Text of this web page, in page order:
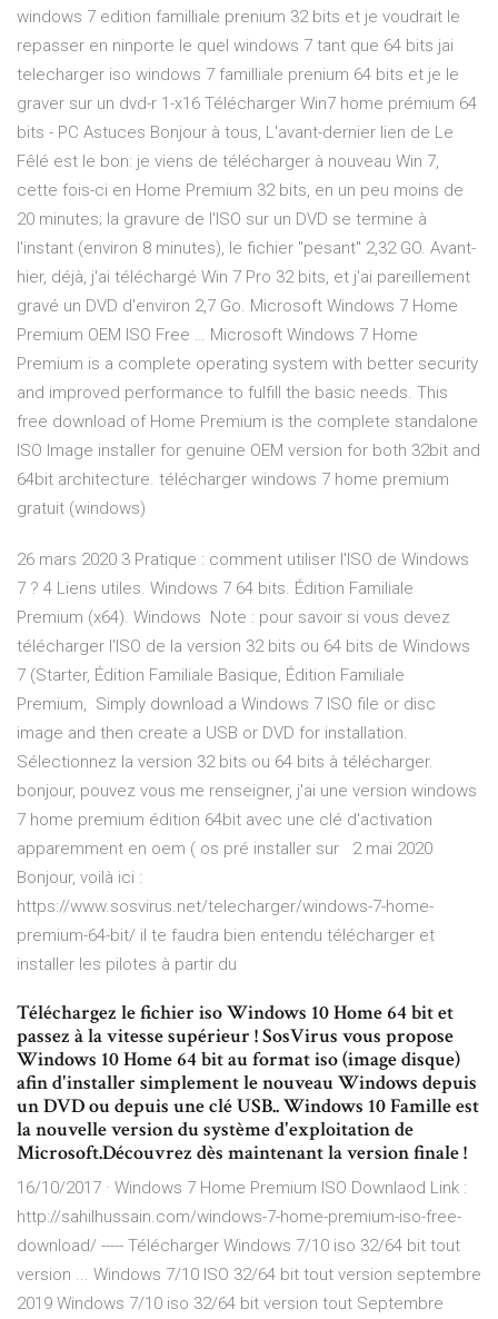
windows 7 edition familliale prenium 32 bits et je voudrait le
repasser en ninporte le quel windows 7 tant que 64 bits jai
telecharger iso windows 7 familliale prenium 64 bits et je le
graver sur un dvd-r 1-x16 Télécharger Win7 home prémium 64
bits - PC Astuces Bonjour à tous, L'avant-dernier lien de Le
Fêlé est le bon: je viens de télécharger à nouveau Win 7,
cette fois-ci en Home Premium 32 bits, en un peu moins de
20 minutes; la gravure de l'ISO sur un DVD se termine à
l'instant (environ 8 minutes), le fichier "pesant" 2,32 GO. Avant-
hier, déjà, j'ai téléchargé Win 7 Pro 32 bits, et j'ai pareillement
gravé un DVD d'environ 2,7 Go. Microsoft Windows 7 Home
Premium OEM ISO Free … Microsoft Windows 7 Home
Premium is a complete operating system with better security
and improved performance to fulfill the basic needs. This
free download of Home Premium is the complete standalone
ISO Image installer for genuine OEM version for both 32bit and
64bit architecture. télécharger windows 7 home premium
gratuit (windows)
26 mars 2020 3 Pratique : comment utiliser l'ISO de Windows
7 ? 4 Liens utiles. Windows 7 64 bits. Édition Familiale
Premium (x64). Windows Note : pour savoir si vous devez
télécharger l'ISO de la version 32 bits ou 64 bits de Windows
7 (Starter, Édition Familiale Basique, Édition Familiale
Premium, Simply download a Windows 7 ISO file or disc
image and then create a USB or DVD for installation.
Sélectionnez la version 32 bits ou 64 bits à télécharger.
bonjour, pouvez vous me renseigner, j'ai une version windows
7 home premium édition 64bit avec une clé d'activation
apparemment en oem ( os pré installer sur 2 mai 2020
Bonjour, voilà ici :
https://www.sosvirus.net/telecharger/windows-7-home-
premium-64-bit/ il te faudra bien entendu télécharger et
installer les pilotes à partir du
Téléchargez le fichier iso Windows 10 Home 64 bit et
passez à la vitesse supérieur ! SosVirus vous propose
Windows 10 Home 64 bit au format iso (image disque)
afin d'installer simplement le nouveau Windows depuis
un DVD ou depuis une clé USB.. Windows 10 Famille est
la nouvelle version du système d'exploitation de
Microsoft.Découvrez dès maintenant la version finale !
16/10/2017 · Windows 7 Home Premium ISO Downlaod Link :
http://sahilhussain.com/windows-7-home-premium-iso-free-
download/ ----- Télécharger Windows 7/10 iso 32/64 bit tout
version ... Windows 7/10 ISO 32/64 bit tout version septembre
2019 Windows 7/10 iso 32/64 bit version tout Septembre